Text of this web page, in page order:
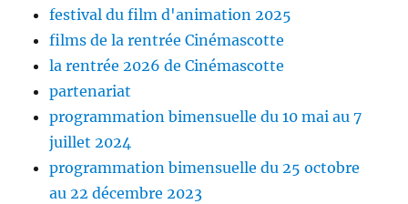
festival du film d'animation 2025
films de la rentrée Cinémascotte
la rentrée 2026 de Cinémascotte
partenariat
programmation bimensuelle du 10 mai au 7
juillet 2024
programmation bimensuelle du 25 octobre
au 22 décembre 2023